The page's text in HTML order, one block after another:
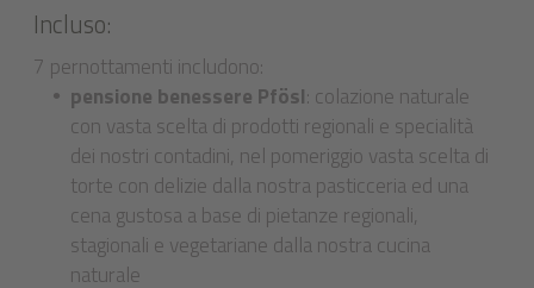
Incluso:
7 pernottamenti includono:
pensione benessere Pfösl: colazione naturale
con vasta scelta di prodotti regionali e specialità
dei nostri contadini, nel pomeriggio vasta scelta di
torte con delizie dalla nostra pasticceria ed una
cena gustosa a base di pietanze regionali,
stagionali e vegetariane dalla nostra cucina
naturale